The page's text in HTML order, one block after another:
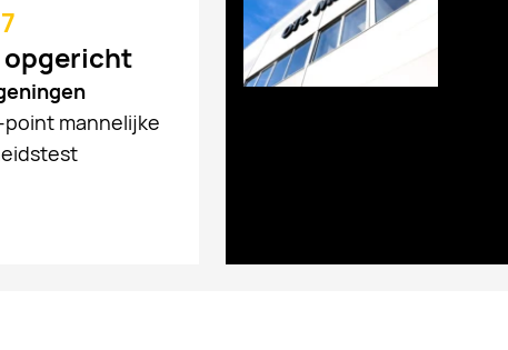
opgericht
mannelijke